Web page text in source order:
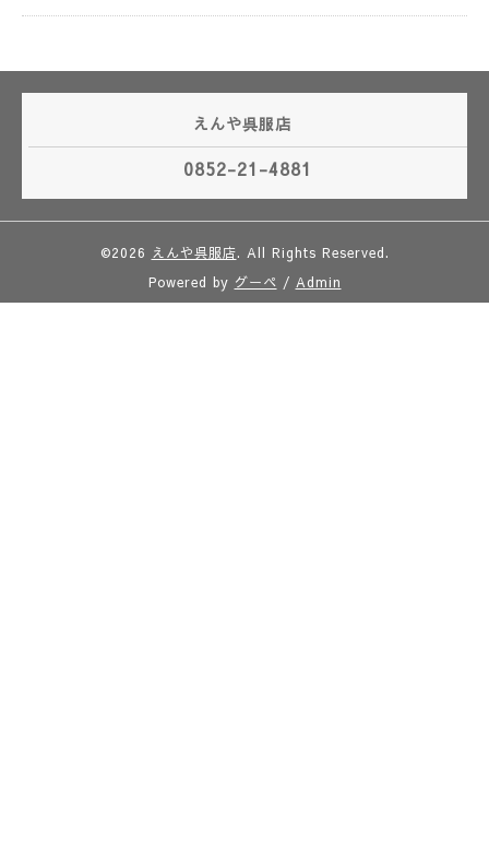
えんや呉服店
0852-21-4881
©2026 えんや呉服店. All Rights Reserved.
Powered by グーペ / Admin